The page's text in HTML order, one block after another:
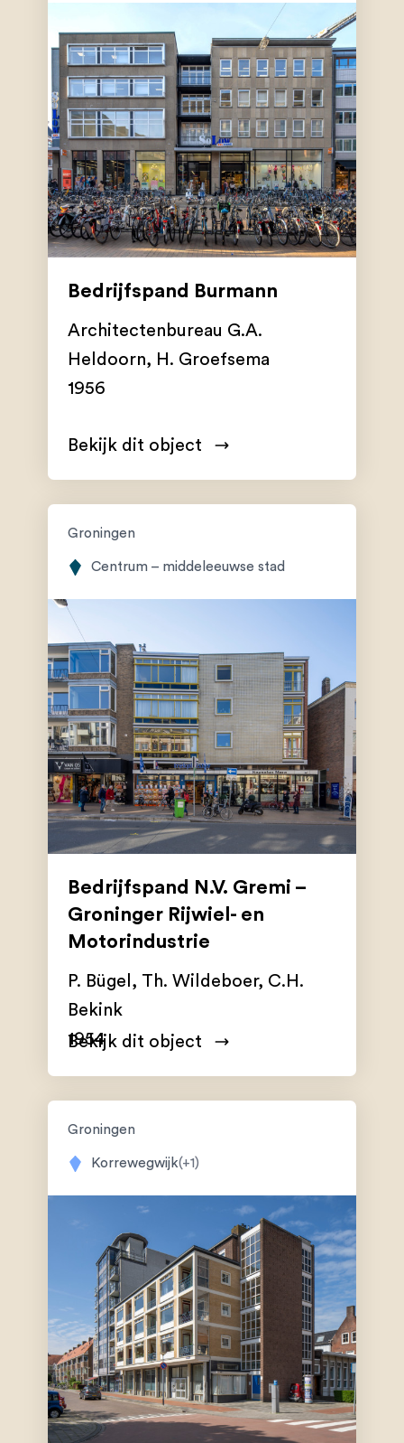
Bedrijfspand Burmann
Architectenbureau G.A.
Heldoorn, H. Groefsema
1956
Bekijk dit object
Groningen
Centrum – middeleeuwse stad
Bedrijfspand N.V. Gremi –
Groninger Rijwiel- en
Motorindustrie
P. Bügel , Th. Wildeboer, C.H.
Bekink
1954
Bekijk dit object
Groningen
Korrewegwijk(+1)